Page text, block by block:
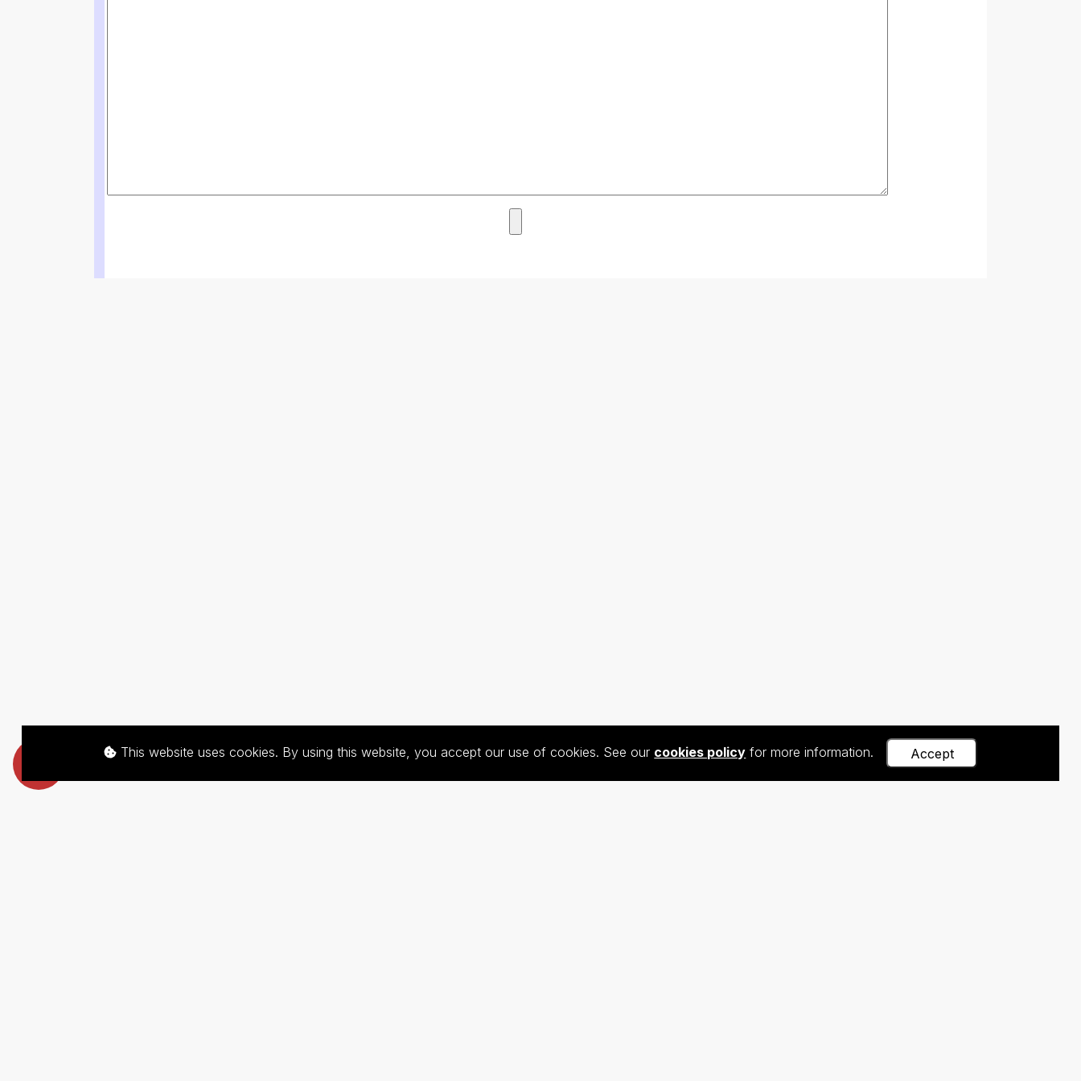
This website uses cookies. By using this website, you accept our use of cookies. See our cookies policy for more information. Accept